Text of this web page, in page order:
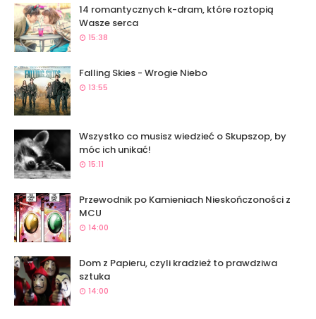
14 romantycznych k-dram, które roztopią
Wasze serca
15:38
Falling Skies - Wrogie Niebo
13:55
Wszystko co musisz wiedzieć o Skupszop, by
móc ich unikać!
15:11
Przewodnik po Kamieniach Nieskończoności z
MCU
14:00
Dom z Papieru, czyli kradzież to prawdziwa
sztuka
14:00